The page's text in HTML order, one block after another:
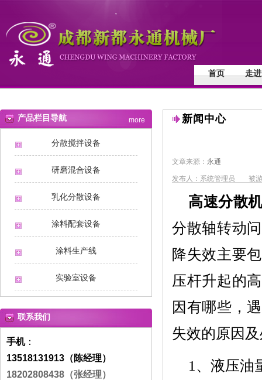
首页 走
新闻中心
文章来源： 永通
发布人：系统管理员 被
高速分散
分散轴转动
降失效主要
压杆升起的
因有哪些，
失效的原因
1、液压油
产品栏目导航
分散搅拌设备
研磨混合设备
乳化分散设备
涂料配套设备
涂料生产线
实验室设备
more
联系我们
手机：
13518131913（陈经理）
18202808438 （张经理）